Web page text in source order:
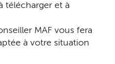
télécharger et à
MAF vous fera
à votre situation